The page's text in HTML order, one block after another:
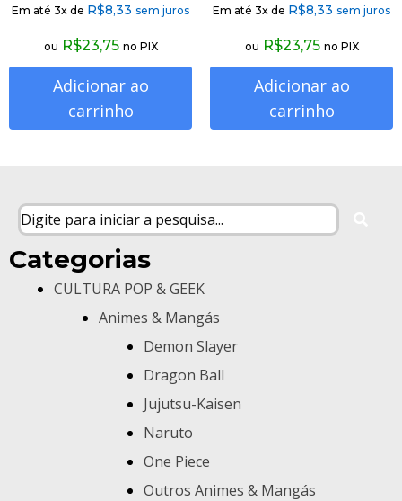
Em até 3x de R$8,33 sem juros
ou R$23,75 no PIX
Adicionar ao
carrinho
Em até 3x de R$8,33 sem juros
ou R$23,75 no PIX
Adicionar ao
carrinho
Categorias
CULTURA POP & GEEK
Animes & Mangás
Demon Slayer
Dragon Ball
Jujutsu-Kaisen
Naruto
One Piece
Outros Animes & Mangás